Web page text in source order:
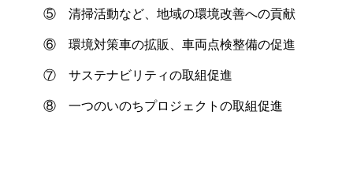
⑤ 清掃活動など、地域の環境改善への貢献
⑥ 環境対策車の拡販、車両点検整備の促進
⑦ サステナビリティの取組促進
⑧ 一つのいのちプロジェクトの取組促進